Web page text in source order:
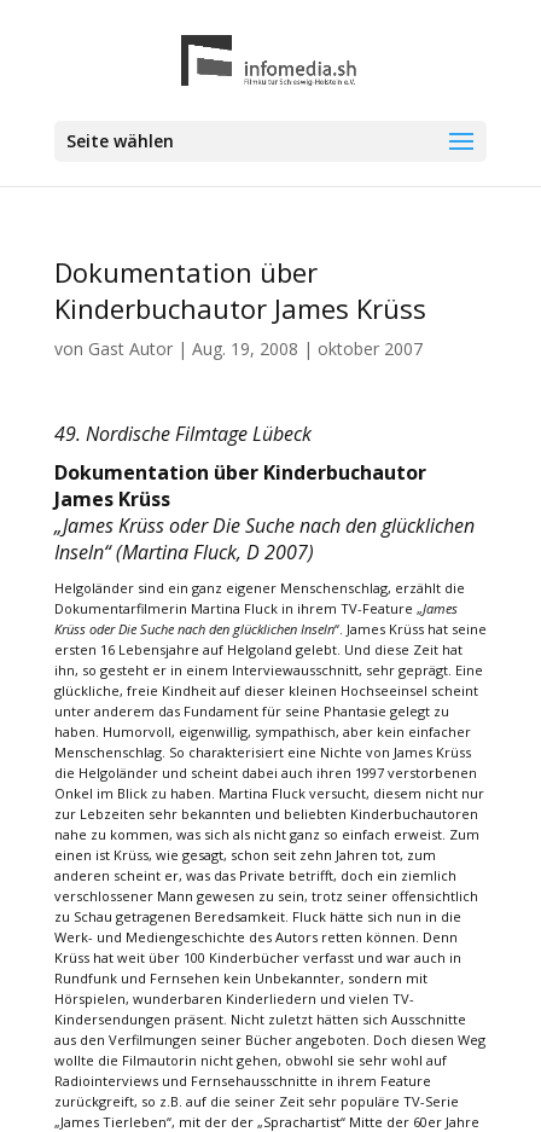
Seite wählen
Dokumentation über
Kinderbuchautor James Krüss
von Gast Autor| Aug. 19, 2008 | oktober 2007
49. Nordische Filmtage Lübeck
Dokumentation über Kinderbuchautor
James Krüss
„James Krüss oder Die Suche nach den glücklichen
Inseln“ (Martina Fluck, D 2007)
Helgoländer sind ein ganz eigener Menschenschlag, erzählt die
Dokumentarfilmerin Martina Fluck in ihrem TV-Feature „James
Krüss oder Die Suche nach den glücklichen Inseln“. James Krüss hat seine
ersten 16 Lebensjahre auf Helgoland gelebt. Und diese Zeit hat
ihn, so gesteht er in einem Interviewausschnitt, sehr geprägt. Eine
glückliche, freie Kindheit auf dieser kleinen Hochseeinsel scheint
unter anderem das Fundament für seine Phantasie gelegt zu
haben. Humorvoll, eigenwillig, sympathisch, aber kein einfacher
Menschenschlag. So charakterisiert eine Nichte von James Krüss
die Helgoländer und scheint dabei auch ihren 1997 verstorbenen
Onkel im Blick zu haben. Martina Fluck versucht, diesem nicht nur
zur Lebzeiten sehr bekannten und beliebten Kinderbuchautoren
nahe zu kommen, was sich als nicht ganz so einfach erweist. Zum
einen ist Krüss, wie gesagt, schon seit zehn Jahren tot, zum
anderen scheint er, was das Private betrifft, doch ein ziemlich
verschlossener Mann gewesen zu sein, trotz seiner offensichtlich
zu Schau getragenen Beredsamkeit. Fluck hätte sich nun in die
Werk- und Mediengeschichte des Autors retten können. Denn
Krüss hat weit über 100 Kinderbücher verfasst und war auch in
Rundfunk und Fernsehen kein Unbekannter, sondern mit
Hörspielen, wunderbaren Kinderliedern und vielen TV-
Kindersendungen präsent. Nicht zuletzt hätten sich Ausschnitte
aus den Verfilmungen seiner Bücher angeboten. Doch diesen Weg
wollte die Filmautorin nicht gehen, obwohl sie sehr wohl auf
Radiointerviews und Fernsehausschnitte in ihrem Feature
zurückgreift, so z.B. auf die seiner Zeit sehr populäre TV-Serie
„James Tierleben“, mit der der „Sprachartist“ Mitte der 60er Jahre